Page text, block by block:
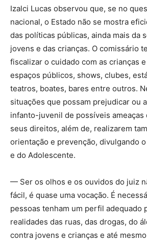
Izalci Lucas observou que, se no
nacional, o Estado não se mostra
das políticas públicas, ainda mais da
jovens e das crianças. O comissário
fiscalizar o cuidado com as crianças
espaços públicos, shows, clubes,
teatros, boates, bares entre outros.
situações que possam prejudicar ou
infanto-juvenil de possíveis ameaças
seus direitos, além de, realizarem
orientação e prevenção, divulgando
e do Adolescente.
— Ser os olhos e os ouvidos do juiz
fácil, é quase uma vocação. É
pessoas tenham um perfil adequado
realidades das ruas, das drogas, do
contra jovens e crianças e até